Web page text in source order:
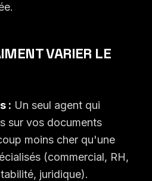
VARIER LE
: Un seul agent qui
sur vos documents
moins cher qu'une
(commercial, RH,
juridique).